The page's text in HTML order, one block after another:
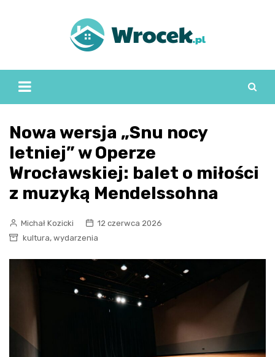
Nowa wersja „Snu nocy
letniej” w Operze
Wrocławskiej: balet o miłości
z muzyką Mendelssohna
Michał Kozicki
12 czerwca 2026
kultura, wydarzenia